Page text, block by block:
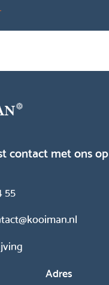
contact met ons op
55
Adres